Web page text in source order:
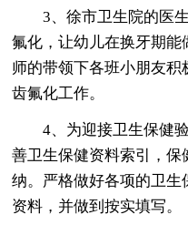
3、徐市卫生院的医
氟化，让幼儿在换牙期
师的带领下各班小朋友
齿氟化工作。
4、为迎接卫生保健
善卫生保健资料索引，
纳。严格做好各项的卫
资料，并做到按实填写。